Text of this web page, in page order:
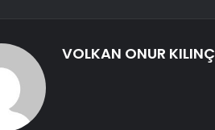
VOLKAN ONUR KILINÇ